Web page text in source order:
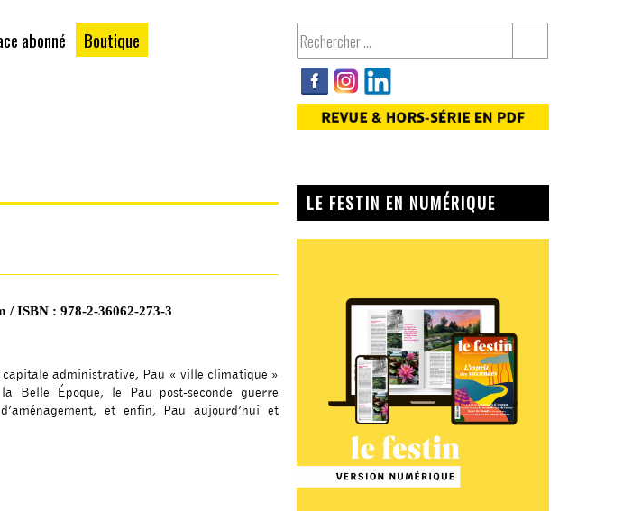
abonné Boutique
/ ISBN : 978-2-36062-273-3
capitale administrative, Pau « ville climatique »
Belle Époque, le Pau post-seconde guerre
et enfin, Pau aujourd’hui et
LE FESTIN EN NUMÉRIQUE